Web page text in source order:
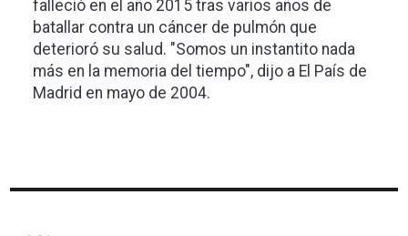
falleció en el año 2015 tras varios años de
batallar contra un cáncer de pulmón que
deterioró su salud. "Somos un instantito nada
más en la memoria del tiempo", dijo a El País de
Madrid en mayo de 2004.